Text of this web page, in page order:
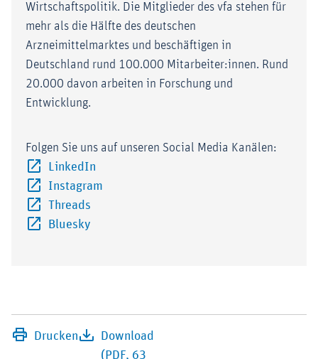
Wirtschaftspolitik. Die Mitglieder des vfa stehen für
mehr als die Hälfte des deutschen
Arzneimittelmarktes und beschäftigen in
Deutschland rund 100.000 Mitarbeiter:innen. Rund
20.000 davon arbeiten in Forschung und
Entwicklung.
Folgen Sie uns auf unseren Social Media Kanälen:
LinkedIn
Instagram
Threads
Bluesky
Drucken
Download
(PDF, 63